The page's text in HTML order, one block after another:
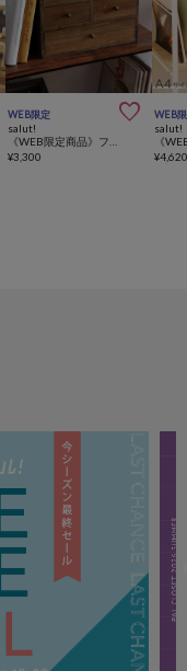
WEB限定 
salut!
¥3,300
WEB
salut!
¥